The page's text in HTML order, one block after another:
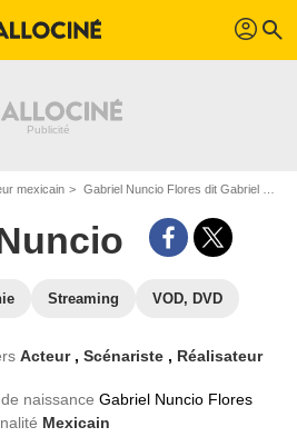
profil search
mexicain Gabriel Nuncio Flores dit Gabriel Nuncio
Streaming VOD, DVD
Acteur ,Scénariste , Réalisateur
naissanceGabriel Nuncio Flores
Mexicain